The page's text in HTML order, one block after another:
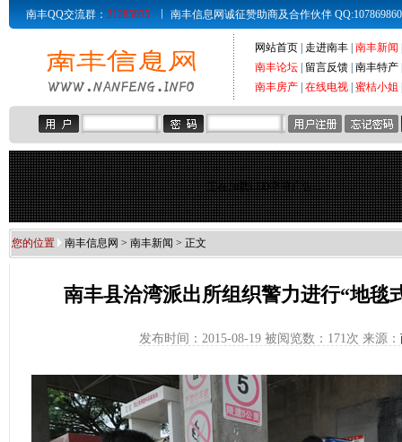
南丰QQ交流群： 21285835 南丰信息网诚征赞助商及合作伙伴
网站首页 走进南丰 南丰新闻
南丰论坛
留言反馈 南丰特产
南丰房产 在线电视 蜜桔小姐
正在加载LED字幕广告...
您的位置 南丰信息网 > 南丰新闻 > 正文
南丰县洽湾派出所组织警力进行“地毯
发布时间：2015-08-19 被阅览数： 171次 来源：